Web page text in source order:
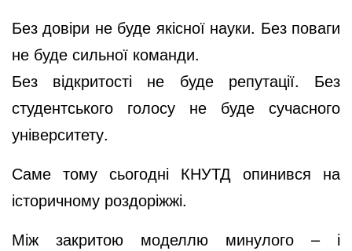
Без довіри не буде якісної науки. Без поваги
не буде сильної команди.
Без відкритості не буде репутації. Без
студентського голосу не буде сучасного
університету.
Саме тому сьогодні КНУТД опинився на
історичному роздоріжжі.
Між закритою моделлю минулого – і